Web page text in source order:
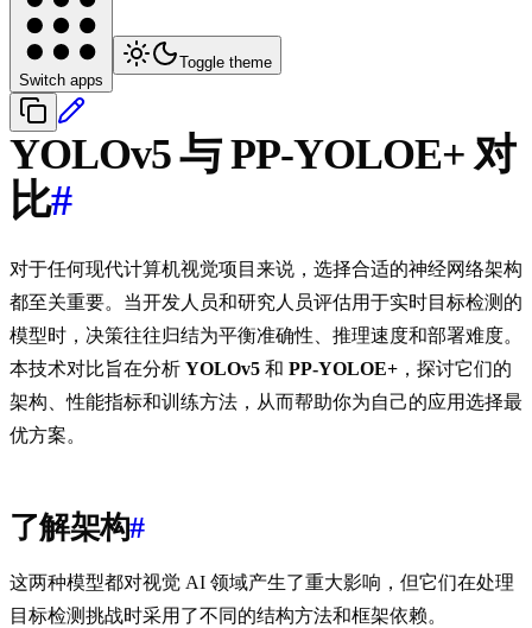
Switch apps
Toggle theme
YOLOv5 与 PP-YOLOE+ 对
比#
对于任何现代计算机视觉项目来说，选择合适的神经网络架构
都至关重要。当开发人员和研究人员评估用于实时目标检测的
模型时，决策往往归结为平衡准确性、推理速度和部署难度。
本技术对比旨在分析 YOLOv5 和 PP-YOLOE+ ，探讨它们的
架构、性能指标和训练方法，从而帮助你为自己的应用选择最
优方案。
了解架构#
这两种模型都对视觉 AI 领域产生了重大影响，但它们在处理
目标检测挑战时采用了不同的结构方法和框架依赖。